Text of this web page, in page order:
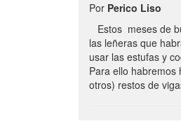
Por Perico Liso
Estos meses de
las leñeras que
usar las estufas y
Para ello
otros) restos de